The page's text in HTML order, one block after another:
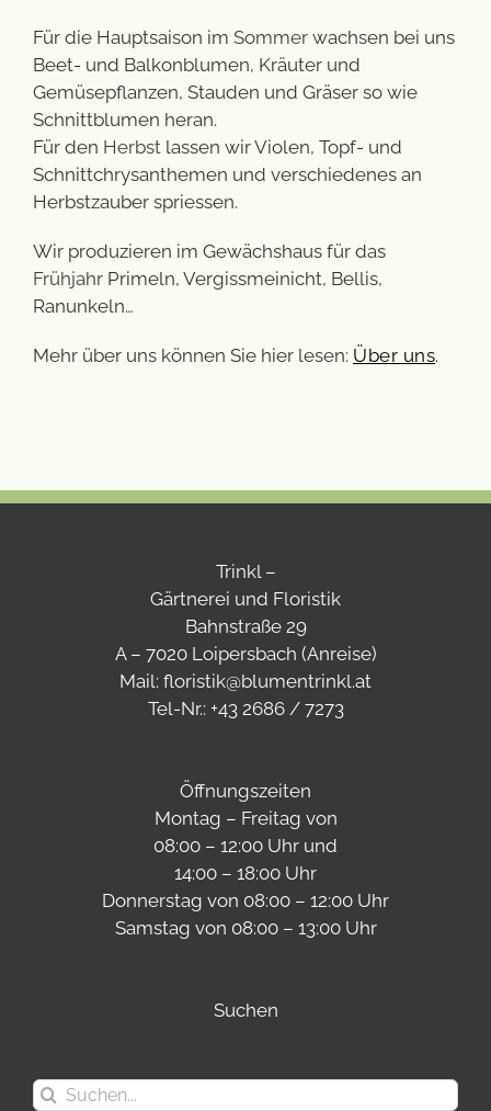
Für die Hauptsaison im Sommer wachsen bei uns
Beet- und Balkonblumen, Kräuter und
Gemüsepflanzen, Stauden und Gräser so wie
Schnittblumen heran.
Für den Herbst lassen wir Violen, Topf- und
Schnittchrysanthemen und verschiedenes an
Herbstzauber spriessen.
Wir produzieren im Gewächshaus für das
Frühjahr Primeln, Vergissmeinicht, Bellis,
Ranunkeln…
Mehr über uns können Sie hier lesen: Über uns.
Trinkl –
Gärtnerei und Floristik
Bahnstraße 29
A – 7020 Loipersbach (Anreise)
Mail: floristik@blumentrinkl.at
Tel-Nr.: +43 2686 / 7273
Öffnungszeiten
Montag – Freitag von
08:00 – 12:00 Uhr und
14:00 – 18:00 Uhr
Donnerstag von 08:00 – 12:00 Uhr
Samstag von 08:00 – 13:00 Uhr
Suchen
Suche